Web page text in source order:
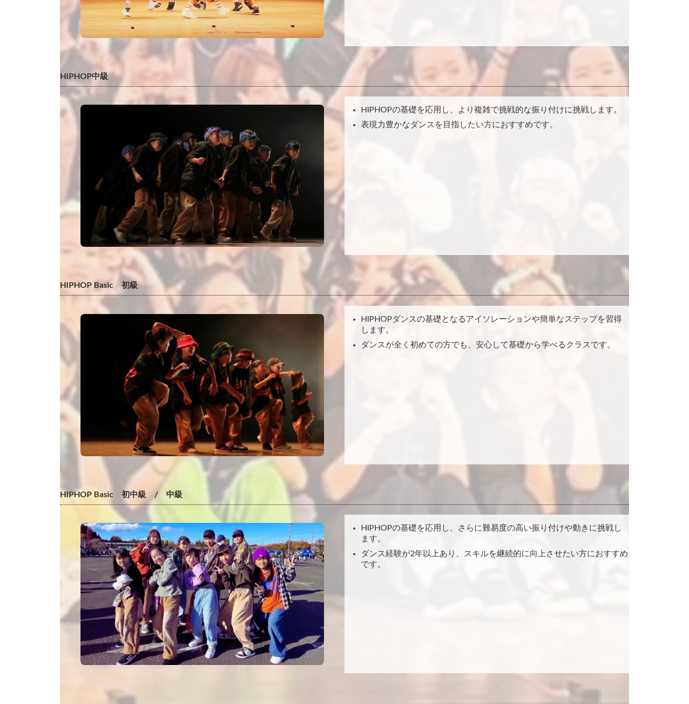
HIPHOP中級
HIPHOPの基礎を応用し、より複雑で挑戦的な振り付けに挑戦します。
表現力豊かなダンスを目指したい方におすすめです。
HIPHOP Basic 初級
HIPHOPダンスの基礎となるアイソレーションや簡単なステップを習得
します。
ダンスが全く初めての方でも、安心して基礎から学べるクラスです。
HIPHOP Basic 初中級 / 中級
HIPHOPの基礎を応用し、さらに難易度の高い振り付けや動きに挑戦し
ます。
ダンス経験が2年以上あり、スキルを継続的に向上させたい方におすすめ
です。